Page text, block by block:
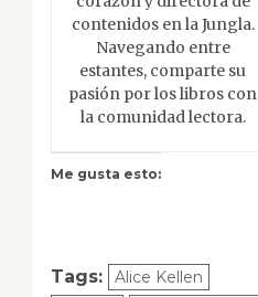
contenidos en la Jungla.
Navegando entre
estantes, comparte su
pasión por los libros con
la comunidad lectora.
Me gusta esto:
Tags:
Alice Kellen